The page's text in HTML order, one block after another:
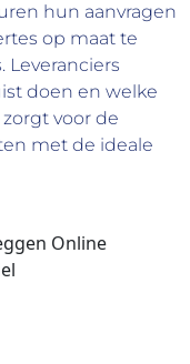
hun aanvragen
op maat te
Leveranciers
doen en welke
voor de
met de ideale